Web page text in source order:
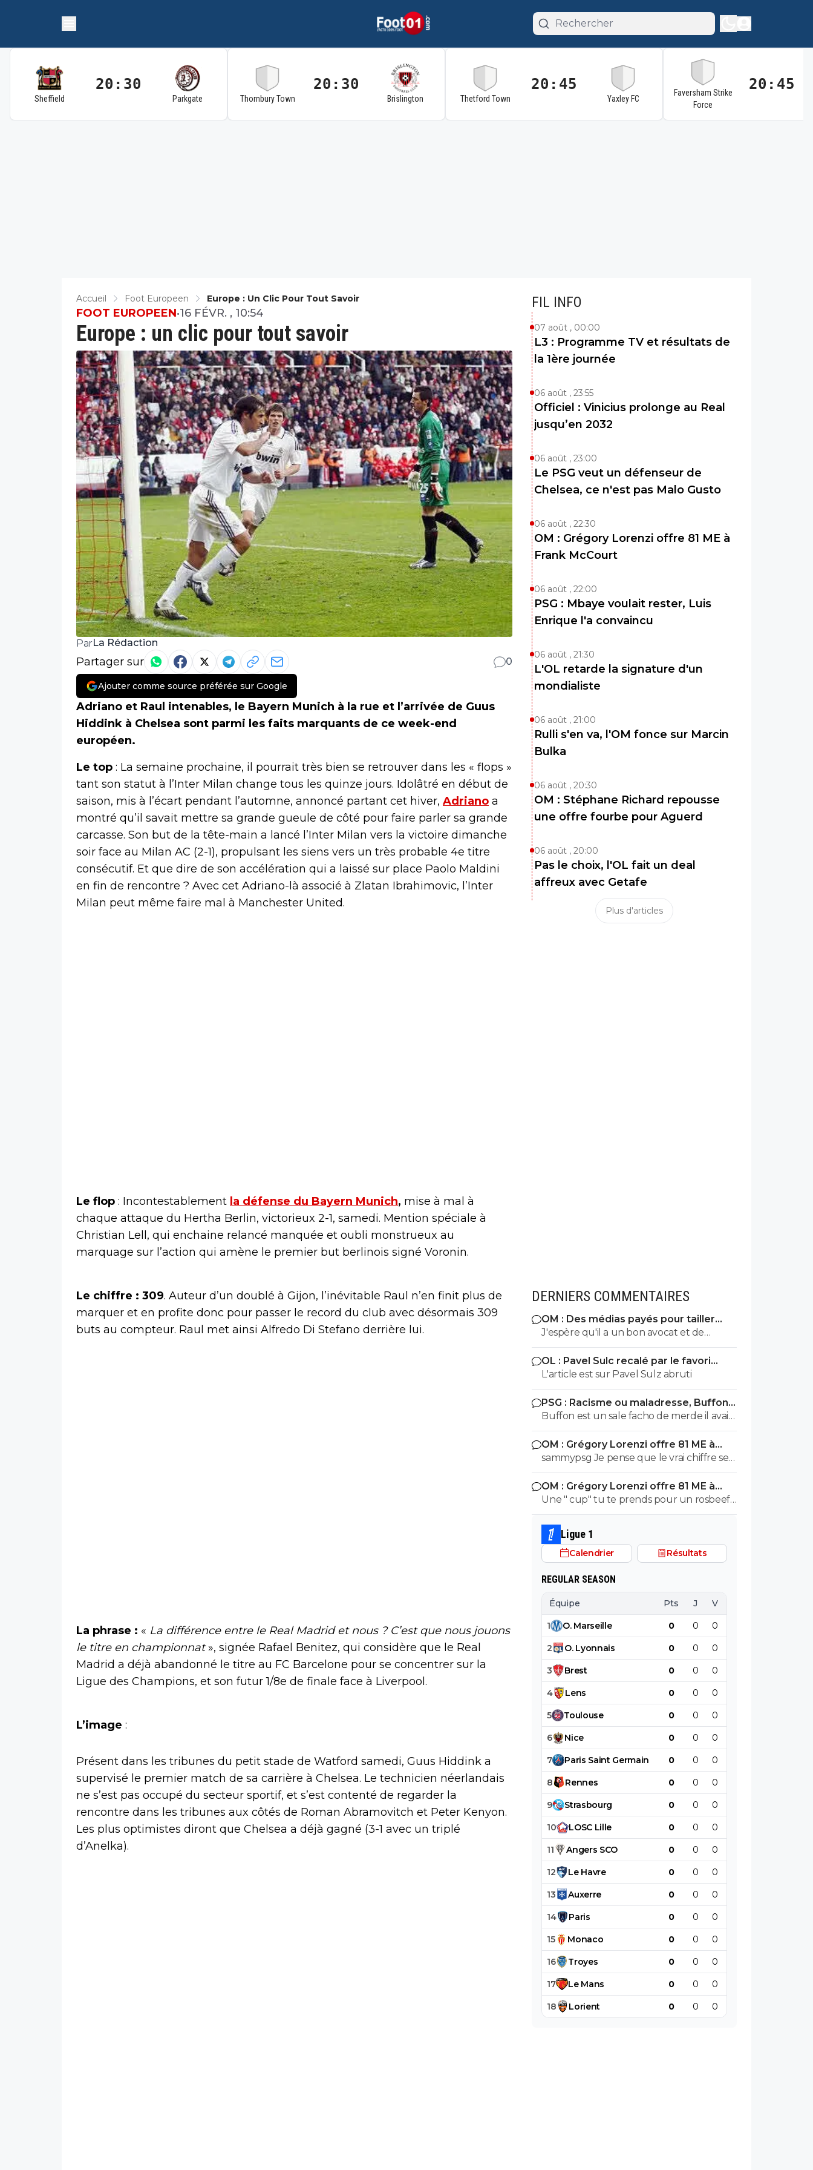
Sheffield
20:30
Parkgate Thornbury Town
20:30
Brislington Thetford Town
20:45
Yaxley FC
Faversham Strike
Force
20:45
Accueil Foot Europeen Europe : Un Clic Pour Tout Savoir
Europe : un clic pour tout savoir
FOOT EUROPEEN•16 FÉVR. , 10:54
Par La Rédaction
Partager sur 0
Ajouter comme source préférée sur Google
Adriano et Raul intenables, le Bayern Munich à la rue et l’arrivée de Guus
Hiddink à Chelsea sont parmi les faits marquants de ce week-end
européen.
Le top : La semaine prochaine, il pourrait très bien se retrouver dans les « flops »
tant son statut à l’Inter Milan change tous les quinze jours. Idolâtré en début de
saison, mis à l’écart pendant l’automne, annoncé partant cet hiver, Adriano a
montré qu’il savait mettre sa grande gueule de côté pour faire parler sa grande
carcasse. Son but de la tête-main a lancé l’Inter Milan vers la victoire dimanche
soir face au Milan AC (2-1), propulsant les siens vers un très probable 4e titre
consécutif. Et que dire de son accélération qui a laissé sur place Paolo Maldini
en fin de rencontre ? Avec cet Adriano-là associé à Zlatan Ibrahimovic, l’Inter
Milan peut même faire mal à Manchester United.
Le flop : Incontestablement la défense du Bayern Munich, mise à mal à
chaque attaque du Hertha Berlin, victorieux 2-1, samedi. Mention spéciale à
Christian Lell, qui enchaine relancé manquée et oubli monstrueux au
marquage sur l’action qui amène le premier but berlinois signé Voronin.
Le chiffre : 309. Auteur d’un doublé à Gijon, l’inévitable Raul n’en finit plus de
marquer et en profite donc pour passer le record du club avec désormais 309
buts au compteur. Raul met ainsi Alfredo Di Stefano derrière lui.
La phrase : « La différence entre le Real Madrid et nous ? C’est que nous jouons
le titre en championnat», signée Rafael Benitez, qui considère que le Real
Madrid a déjà abandonné le titre au FC Barcelone pour se concentrer sur la
Ligue des Champions, et son futur 1/8e de finale face à Liverpool.
L’image :
Présent dans les tribunes du petit stade de Watford samedi, Guus Hiddink a
supervisé le premier match de sa carrière à Chelsea. Le technicien néerlandais
ne s’est pas occupé du secteur sportif, et s’est contenté de regarder la
rencontre dans les tribunes aux côtés de Roman Abramovitch et Peter Kenyon.
Les plus optimistes diront que Chelsea a déjà gagné (3-1 avec un triplé
d’Anelka).
FIL INFO
07 août , 00:00
L3 : Programme TV et résultats de
la 1ère journée
06 août , 23:55
Officiel : Vinicius prolonge au Real
jusqu’en 2032
06 août , 23:00
Le PSG veut un défenseur de
Chelsea, ce n'est pas Malo Gusto
06 août , 22:30
OM : Grégory Lorenzi offre 81 ME à
Frank McCourt
06 août , 22:00
PSG : Mbaye voulait rester, Luis
Enrique l'a convaincu
06 août , 21:30
L'OL retarde la signature d'un
mondialiste
06 août , 21:00
Rulli s'en va, l'OM fonce sur Marcin
Bulka
06 août , 20:30
OM : Stéphane Richard repousse
une offre fourbe pour Aguerd
06 août , 20:00
Pas le choix, l'OL fait un deal
affreux avec Getafe
Plus d'articles
DERNIERS COMMENTAIRES
OM : Des médias payés pour tailler
l’OL, McCourt accusé
J'espère qu'il a un bon avocat et de
bonnes preuves parce qu'il va vite
exploser en vol avec ses différentes
révélations
OL : Pavel Sulc recalé par le favori
numéro 1 du mercato
L'article est sur Pavel Sulz abruti
PSG : Racisme ou maladresse, Buffon
écarte Suzuki
Buffon est un sale facho de merde il avait
le numéro 88 cetait pas un hasard...
OM : Grégory Lorenzi offre 81 ME à
Frank McCourt
sammypsg Je pense que le vrai chiffre se
situe entre 620 et 700 M
OM : Grégory Lorenzi offre 81 ME à
Frank McCourt
Une " cup" tu te prends pour un rosbeef
? Lol
Ligue 1
Calendrier Résultats
REGULAR SEASON
Équipe Pts J V
1 O. Marseille 0 0 0
2 O. Lyonnais 0 0 0
3 Brest 0 0 0
4 Lens 0 0 0
5 Toulouse 0 0 0
6 Nice 0 0 0
7 Paris Saint Germain 0 0 0
8 Rennes 0 0 0
9 Strasbourg 0 0 0
10 LOSC Lille 0 0 0
11 Angers SCO 0 0 0
12 Le Havre 0 0 0
13 Auxerre 0 0 0
14 Paris 0 0 0
15 Monaco 0 0 0
16 Troyes 0 0 0
17 Le Mans 0 0 0
18 Lorient 0 0 0